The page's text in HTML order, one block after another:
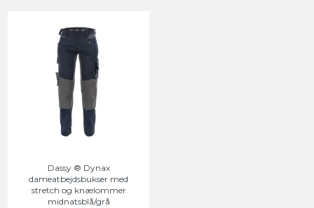
Dassy ® Dynax
dameatbejdsbukser med
stretch og knælommer
midnatsblå/grå